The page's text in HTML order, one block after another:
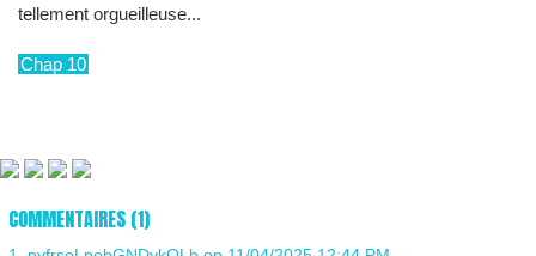
tellement orgueilleuse...
Chap 10
COMMENTAIRES (1)